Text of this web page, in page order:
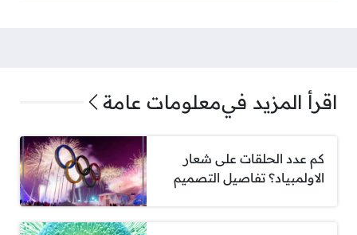
اقرأ المزيد فيمعلومات عامة
كم عدد الحلقات على شعار
الاولمبياد؟ تفاصيل التصميم